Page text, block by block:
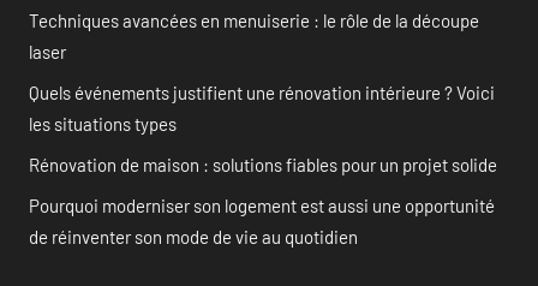
Techniques avancées en menuiserie : le rôle de la découpe
laser
Quels événements justifient une rénovation intérieure ? Voici
les situations types
Rénovation de maison : solutions fiables pour un projet solide
Pourquoi moderniser son logement est aussi une opportunité
de réinventer son mode de vie au quotidien